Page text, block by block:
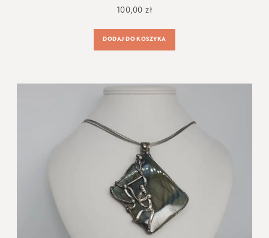
100,00zł
DODAJ DO KOSZYKA